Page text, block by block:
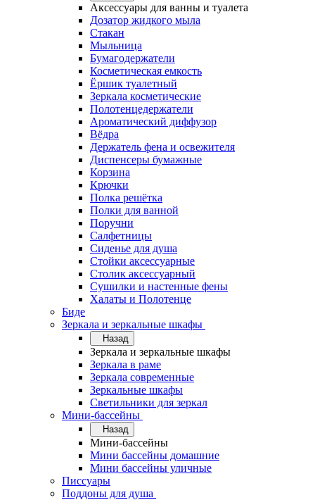
Аксессуары для ванны и туалета
Дозатор жидкого мыла
Стакан
Мыльница
Бумагодержатели
Косметическая емкость
Ёршик туалетный
Зеркала косметические
Полотенцедержатели
Ароматический диффузор
Вёдра
Держатель фена и освежителя
Диспенсеры бумажные
Корзина
Крючки
Полка решётка
Полки для ванной
Поручни
Салфетницы
Сиденье для душа
Стойки аксессуарные
Столик аксессуарный
Сушилки и настенные фены
Халаты и Полотенце
Биде
Зеркала и зеркальные шкафы
Назад
Зеркала и зеркальные шкафы
Зеркала в раме
Зеркала современные
Зеркальные шкафы
Светильники для зеркал
Мини-бассейны
Назад
Мини-бассейны
Мини бассейны домашние
Мини бассейны уличные
Писсуары
Поддоны для душа